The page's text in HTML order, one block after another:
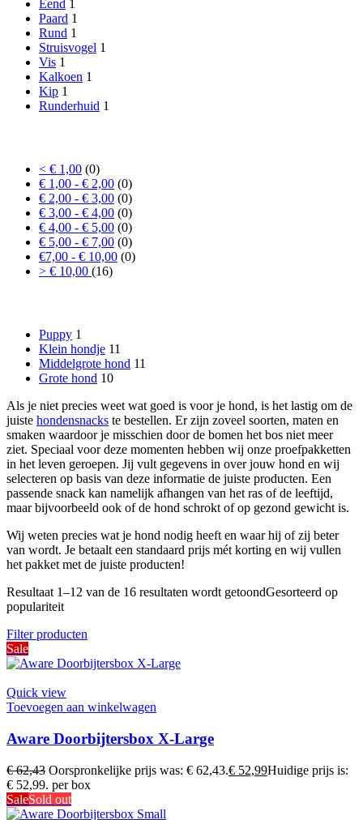
Eend 1
Paard 1
Rund 1
Struisvogel 1
Vis 1
Kalkoen 1
Kip 1
Runderhuid 1
< € 1,00 (0)
€ 1,00 - € 2,00 (0)
€ 2,00 - € 3,00 (0)
€ 3,00 - € 4,00 (0)
€ 4,00 - € 5,00 (0)
€ 5,00 - € 7,00 (0)
€7,00 - € 10,00 (0)
> € 10,00 (16)
Puppy 1
Klein hondje 11
Middelgrote hond 11
Grote hond 10
Als je niet precies weet wat goed is voor je hond, is het lastig om de
juiste hondensnacks te bestellen. Er zijn zoveel soorten, maten en
smaken waardoor je misschien door de bomen het bos niet meer
ziet. Speciaal voor deze momenten hebben wij onze proefpakketten
in het leven geroepen. Jij vult gegevens in over jouw hond en wij
selecteren op basis van deze informatie de juiste producten. Een
passende snack kan namelijk afhangen van het ras of de leeftijd,
maar bijvoorbeeld ook of de hond schrokt of op gezond gewicht is.
Wij weten precies wat je hond nodig heeft en waar hij of zij beter
van wordt. Je betaalt een standaard prijs mét korting en wij vullen
het pakket met de juiste producten!
Resultaat 1–12 van de 16 resultaten wordt getoondGesorteerd op
populariteit
Filter producten
Sale
Quick view
Toevoegen aan winkelwagen
Aware Doorbijtersbox X-Large
€62,43 Oorspronkelijke prijs was: € 62,43.€ 52,99Huidige prijs is:
€ 52,99. per box
SaleSold out